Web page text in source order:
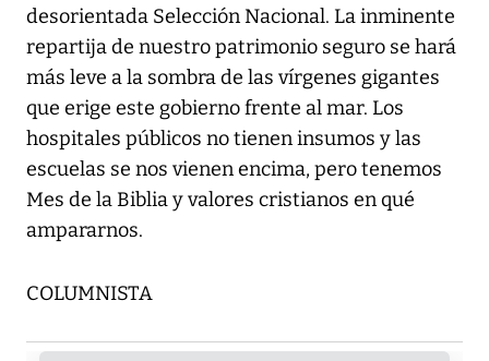
desorientada Selección Nacional. La inminente
repartija de nuestro patrimonio seguro se hará
más leve a la sombra de las vírgenes gigantes
que erige este gobierno frente al mar. Los
hospitales públicos no tienen insumos y las
escuelas se nos vienen encima, pero tenemos
Mes de la Biblia y valores cristianos en qué
ampararnos.
COLUMNISTA